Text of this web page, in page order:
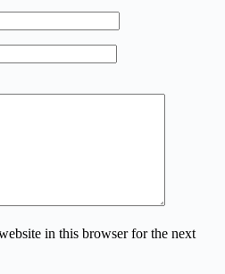
in this browser for the next